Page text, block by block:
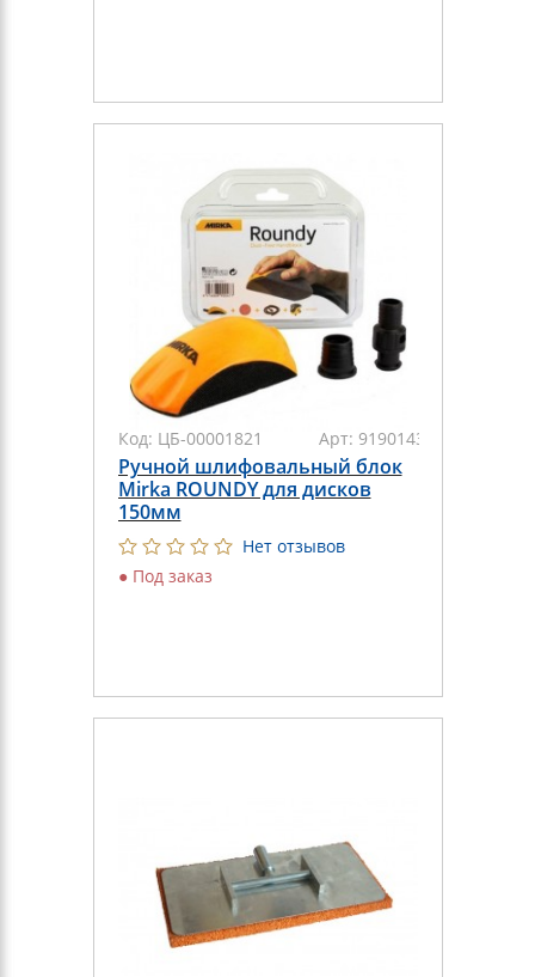
Код: ЦБ-00001821 Арт: 9190143011
Ручной шлифовальный блок
Mirka ROUNDY для дисков
150мм
Нет отзывов
● Под заказ